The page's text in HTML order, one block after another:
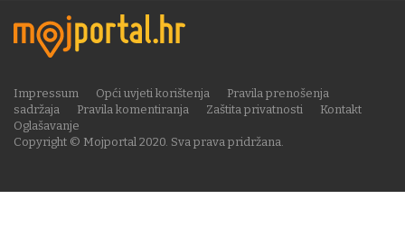
Copyright © Mojportal 2020. Sva prava pridržana.
Impressum Opći uvjeti korištenja
Pravila prenošenja
sadržaja
Pravila komentiranja Zaštita privatnosti
Kontakt
Oglašavanje